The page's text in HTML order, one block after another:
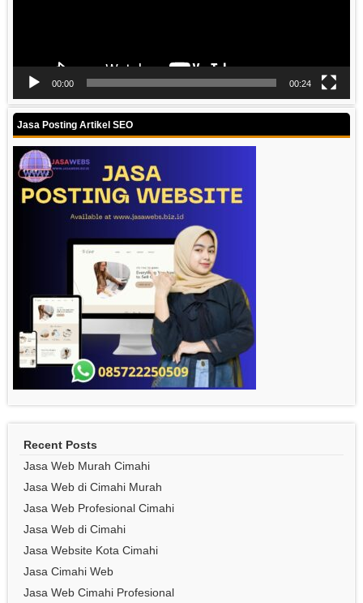
00:00 00:24
Jasa Posting Artikel SEO
Recent Posts
Jasa Web Murah Cimahi
Jasa Web di Cimahi Murah
Jasa Web Profesional Cimahi
Jasa Web di Cimahi
Jasa Website Kota Cimahi
Jasa Cimahi Web
Jasa Web Cimahi Profesional